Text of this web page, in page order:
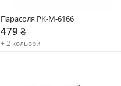
Парасоля PK-M-6166
479 ₴
+ 2 кольори